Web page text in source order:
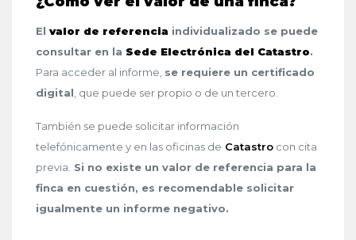
El valor de referencia individualizado se puede
consultar en la Sede Electrónica del Catastro.
Para acceder al informe, se requiere un certificado
digital, que puede ser propio o de un tercero.
También se puede solicitar información
telefónicamente y en las oficinas de Catastro con cita
previa. Si no existe un valor de referencia para la
finca en cuestión, es recomendable solicitar
igualmente un informe negativo.